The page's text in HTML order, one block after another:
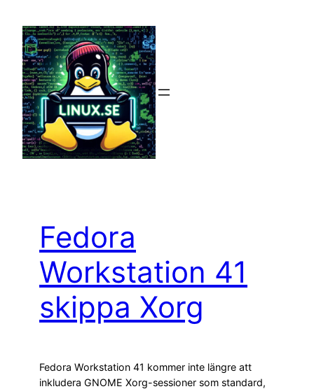
innehåll
Fedora
Workstation 41
skippa Xorg
Fedora Workstation 41 kommer inte längre att
inkludera GNOME Xorg-sessioner som standard,